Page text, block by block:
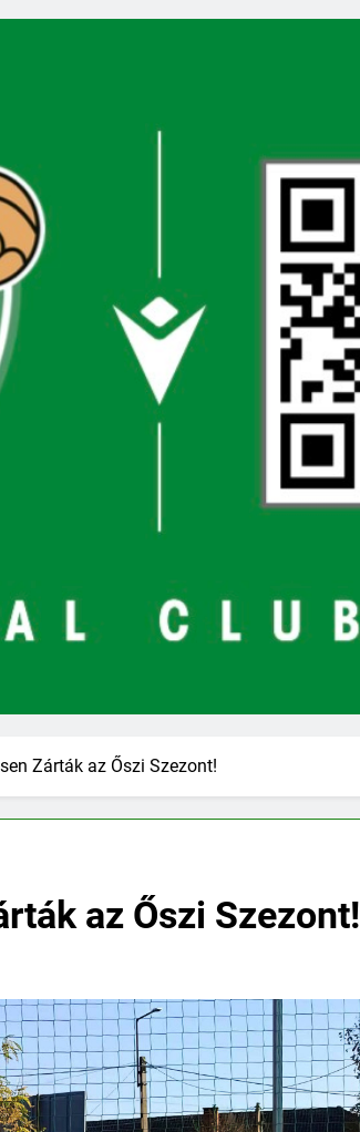
Zárták az Őszi Szezont!
az Őszi Szezont!